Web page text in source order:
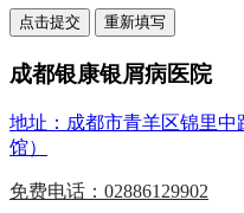
成都银康银屑病医院
地址：成都市青羊区锦里
馆）
免费电话：02886129902